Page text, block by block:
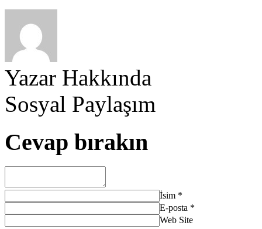
Yazar Hakkında
Sosyal Paylaşım
Cevap bırakın
İsim *
E-posta *
Web Site